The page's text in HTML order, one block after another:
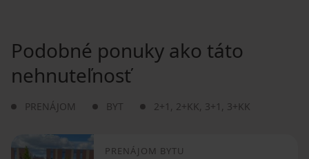
Podobné ponuky ako táto
nehnuteľnosť
PRENÁJOM BYT 2+1 , 2+KK, 3+1 , 3+KK
PRENÁJOM BYTU